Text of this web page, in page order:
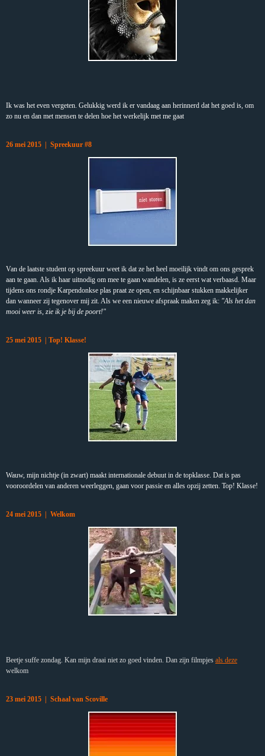
Ik was het even vergeten. Gelukkig werd ik er vandaag aan herinnerd dat het goed is, om
zo nu en dan met mensen te delen hoe het werkelijk met me gaat
26 mei 2015 | Spreekuur #8
Van de laatste student op spreekuur weet ik dat ze het heel moeilijk vindt om ons gesprek
aan te gaan. Als ik haar uitnodig om mee te gaan wandelen, is ze eerst wat verbaasd. Maar
tijdens ons rondje Karpendonkse plas praat ze open, en schijnbaar stukken makkelijker
dan wanneer zij tegenover mij zit. Als we een nieuwe afspraak maken zeg ik: "Als het dan
mooi weer is, zie ik je bij de poort!"
25 mei 2015 | Top! Klasse!
Wauw, mijn nichtje (in zwart) maakt internationale debuut in de topklasse. Dat is pas
vooroordelen van anderen weerleggen, gaan voor passie en alles opzij zetten. Top! Klasse!
24 mei 2015 | Welkom
Beetje suffe zondag. Kan mijn draai niet zo goed vinden. Dan zijn filmpjes als deze
welkom
23 mei 2015 | Schaal van Scoville